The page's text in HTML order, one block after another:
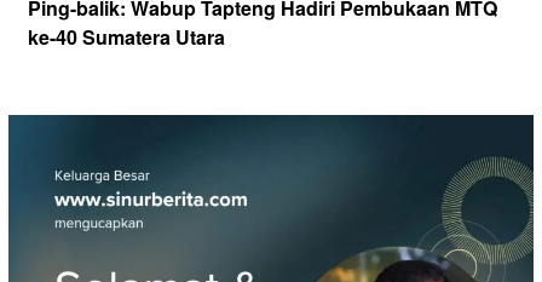
Ping-balik: Wabup Tapteng Hadiri Pembukaan MTQ
ke-40 Sumatera Utara